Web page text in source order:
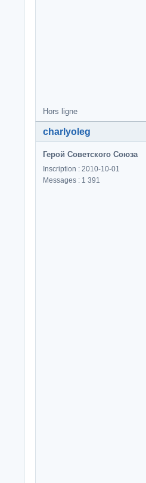
Hors ligne
charlyoleg
Герой Советского Союза
Inscription : 2010-10-01
Messages : 1 391